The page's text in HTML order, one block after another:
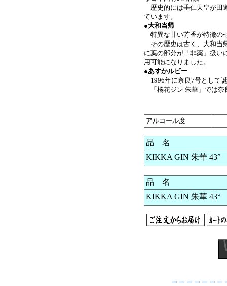
歴史的には垂仁天皇が田
ています。
●大和当帰
特異な甘い芳香が特徴の
その歴史は古く、大和当
に葉の部分が「非薬」扱い
用可能になりました。
●あすかルビー
1996年に奈良7号として
「橘花ジン 朱華」では奈
アルコール度
品 名
KIKKA GIN 朱華 43°
品 名
KIKKA GIN 朱華 43°